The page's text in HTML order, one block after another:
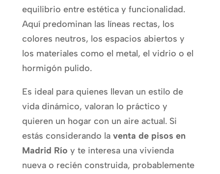
equilibrio entre estética y funcionalidad.
Aquí predominan las líneas rectas, los
colores neutros, los espacios abiertos y
los materiales como el metal, el vidrio o el
hormigón pulido.
Es ideal para quienes llevan un estilo de
vida dinámico, valoran lo práctico y
quieren un hogar con un aire actual. Si
estás considerando la venta de pisos en
Madrid Río y te interesa una vivienda
nueva o recién construida, probablemente